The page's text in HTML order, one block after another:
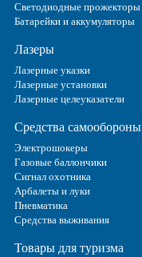
Светодиодные прожекторы
Батарейки и аккумуляторы
Лазеры
Лазерные указки
Лазерные установки
Лазерные целеуказатели
Средства самообороны
Электрошокеры
Газовые баллончики
Сигнал охотника
Арбалеты и луки
Пневматика
Средства выживания
Товары для туризма